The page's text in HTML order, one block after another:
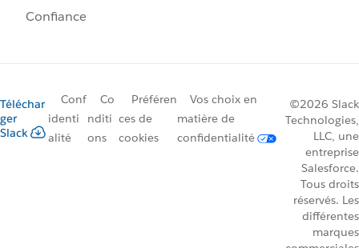
Confiance
Téléchar
ger
Slack
Conf
identi
alité
Co
nditi
ons
Préféren
ces de
cookies
Vos choix en
matière de
confidentialité
©2026 Slack
Technologies,
LLC, une
entreprise
Salesforce.
Tous droits
réservés. Les
différentes
marques